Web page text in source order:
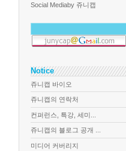
Social Mediaby 쥬니캡
Notice
쥬니캡 바이오
쥬니캡의 연락처
컨퍼런스, 특강, 세미...
쥬니캡의 블로그 공개 ...
미디어 커버리지